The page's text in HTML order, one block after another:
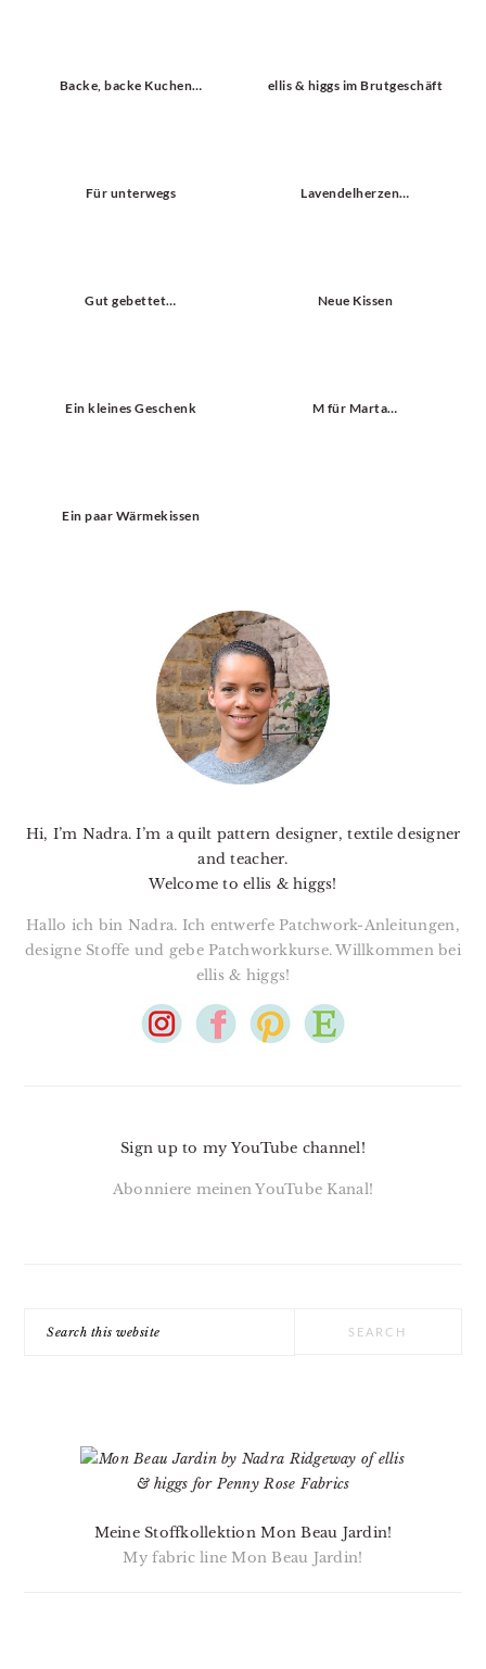
Backe, backe Kuchen… ellis & higgs im Brutgeschäft
Für unterwegs Lavendelherzen…
Gut gebettet… Neue Kissen
Ein kleines Geschenk M für Marta…
Ein paar Wärmekissen
Hi, I’m Nadra. I’m a quilt pattern designer, textile designer
and teacher.
Welcome to ellis & higgs!
Hallo ich bin Nadra. Ich entwerfe Patchwork-Anleitungen,
designe Stoffe und gebe Patchworkkurse. Willkommen bei
ellis & higgs!
Sign up to my YouTube channel!
Abonniere meinen YouTube Kanal!
Meine Stoffkollektion Mon Beau Jardin!
My fabric line Mon Beau Jardin!